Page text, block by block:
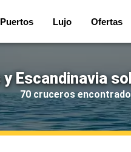
Puertos Lujo Ofertas
Escandinavia
70 cruceros